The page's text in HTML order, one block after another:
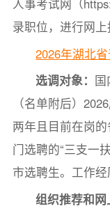
录职位，进行网上
2026年湖北
选调对象： 国
（名单附后）
两年且目前在岗
门选聘的“三支一
市选聘生。工作经
组织推荐和网